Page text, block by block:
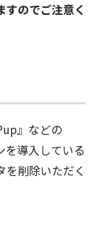
のでご注意く
』などの
導入している
削除いただく